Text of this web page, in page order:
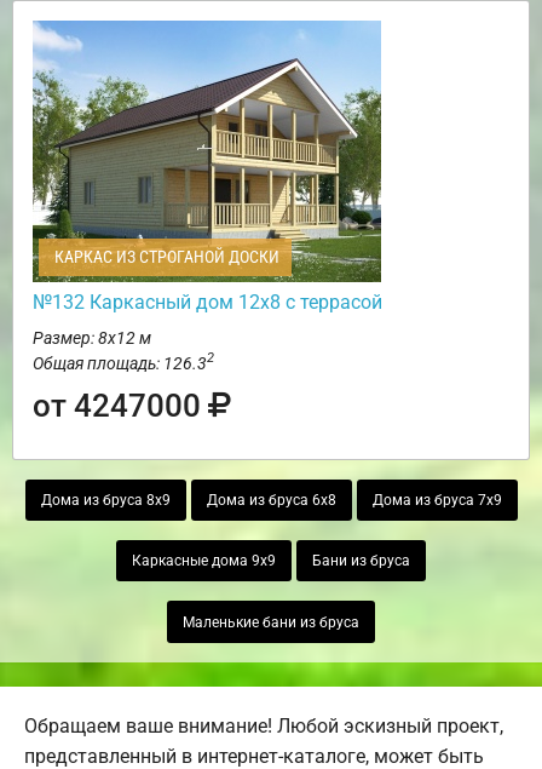
КАРКАС ИЗ СТРОГАНОЙ ДОСКИ
№132 Каркасный дом 12х8 с террасой
Размер: 8х12 м
Общая площадь: 126.32
от 4247000
Дома из бруса 8х9 Дома из бруса 6х8 Дома из бруса 7х9
Каркасные дома 9х9 Бани из бруса
Маленькие бани из бруса
Обращаем ваше внимание! Любой эскизный проект,
представленный в интернет-каталоге, может быть